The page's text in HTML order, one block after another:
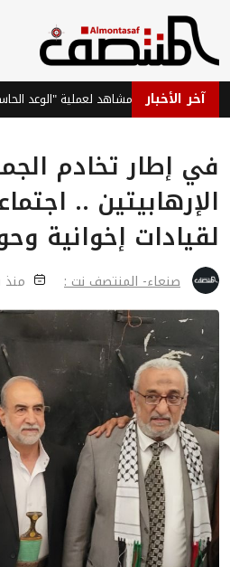
آخر الأخبار
في إطار تخادم
الإرهابيتين ..
لقيادات إخوانية
صنعاء- المنتصف نت :